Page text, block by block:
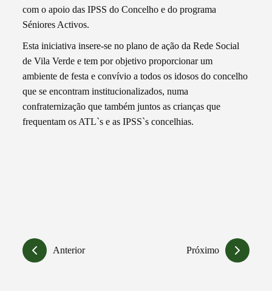
com o apoio das IPSS do Concelho e do programa
Séniores Activos.
Esta iniciativa insere-se no plano de ação da Rede Social
de Vila Verde e tem por objetivo proporcionar um
ambiente de festa e convívio a todos os idosos do concelho
que se encontram institucionalizados, numa
confraternização que também juntos as crianças que
frequentam os ATL`s e as IPSS`s concelhias.
Anterior Próximo